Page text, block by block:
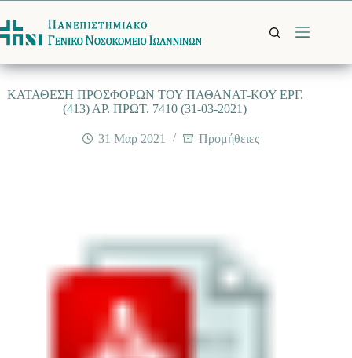
στο
περιεχόμενο
ΚΑΤΑΘΕΣΗ ΠΡΟΣΦΟΡΩΝ ΤΟΥ ΠΑΘΑΝΑΤ-ΚΟΥ ΕΡΓ.
(413) ΑΡ. ΠΡΩΤ. 7410 (31-03-2021)
31 Μαρ 2021 Προμήθειες